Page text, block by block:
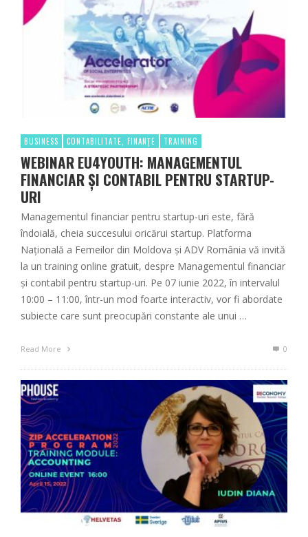
BUSINESS CONTABILITATE, FINANȚE TRAINING
WEBINAR EU4YOUTH: MANAGEMENTUL
FINANCIAR ȘI CONTABIL PENTRU STARTUP-
URI
Managementul financiar pentru startup-uri este, fără
îndoială, cheia succesului oricărui startup. Platforma
Națională a Femeilor din Moldova şi ADV România vă invită
la un training online gratuit, despre Managementul financiar
și contabil pentru startup-uri. Pe 07 iunie 2022, în intervalul
10:00 – 11:00, într-un mod foarte interactiv, vor fi abordate
subiecte care sunt preocupări constante ale unui …
Read More 0